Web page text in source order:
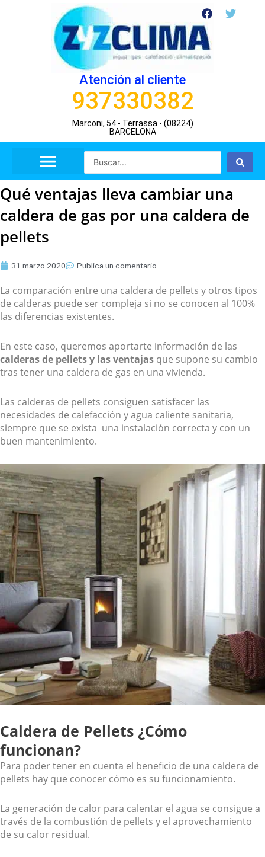
F
a
c
e
b
o
T
w
Atención al cliente
937330382
Marconi, 54 - Terrassa - (08224)
BARCELONA
Search
Qué ventajas lleva cambiar una
caldera de gas por una caldera de
pellets
31 marzo 2020 Publica un comentario
La comparación entre una caldera de pellets y otros tipos
de calderas puede ser compleja si no se conocen al 100%
las diferencias existentes.
En este caso, queremos aportarte información de las
calderas de pellets y las ventajas que supone su cambio
tras tener una caldera de gas en una vivienda.
Las calderas de pellets consiguen satisfacer las
necesidades de calefacción y agua caliente sanitaria,
siempre que se exista una instalación correcta y con un
buen mantenimiento.
Caldera de Pellets ¿Cómo
funcionan?
Para poder tener en cuenta el beneficio de una caldera de
pellets hay que conocer cómo es su funcionamiento.
La generación de calor para calentar el agua se consigue a
través de la combustión de pellets y el aprovechamiento
de su calor residual.